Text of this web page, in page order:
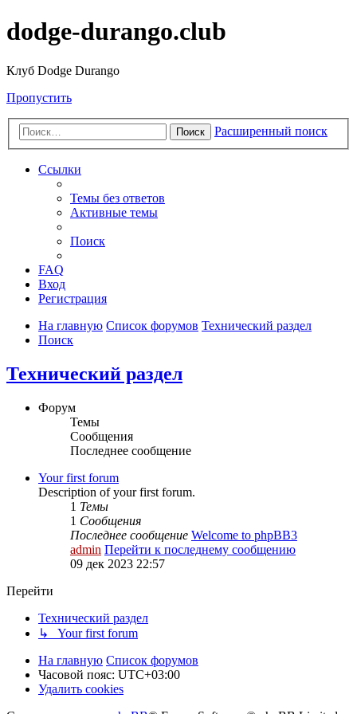
dodge-durango.club
Клуб Dodge Durango
Пропустить
Поиск Расширенный поиск
Ссылки
Темы без ответов
Активные темы
Поиск
FAQ
Вход
Регистрация
На главную Список форумов Технический раздел
Поиск
Технический раздел
Форум
Темы
Сообщения
Последнее сообщение
Your first forum
Description of your first forum.
1 Темы
1 Сообщения
Последнее сообщение Welcome to phpBB3
admin Перейти к последнему сообщению
09 дек 2023 22:57
Перейти
Технический раздел
↳ Your first forum
На главную Список форумов
Часовой пояс: UTC+03:00
Удалить cookies